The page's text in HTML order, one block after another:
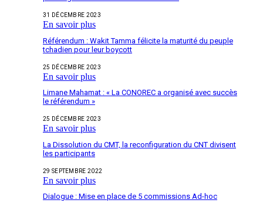
31 DÉCEMBRE 2023
En savoir plus
Référendum : Wakit Tamma félicite la maturité du peuple
tchadien pour leur boycott
25 DÉCEMBRE 2023
En savoir plus
Limane Mahamat : « La CONOREC a organisé avec succès
le référendum »
25 DÉCEMBRE 2023
En savoir plus
La Dissolution du CMT, la reconfiguration du CNT divisent
les participants
29 SEPTEMBRE 2022
En savoir plus
Dialogue : Mise en place de 5 commissions Ad-hoc